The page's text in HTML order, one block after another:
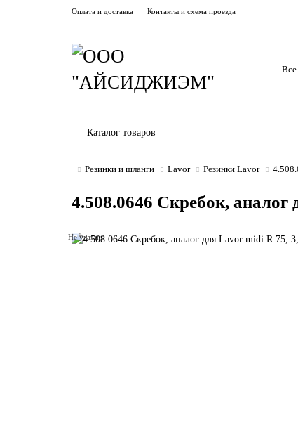
Оплата и доставка Контакты и схема проезда
Все
Каталог товаров
Резинки и шланги Lavor Резинки Lavor
4.508.0646 Скребок,
Не указано